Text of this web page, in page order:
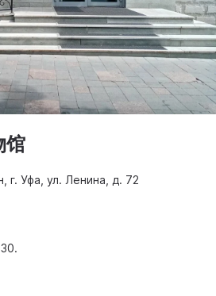
馆
г. Уфа, ул. Ленина, д. 72